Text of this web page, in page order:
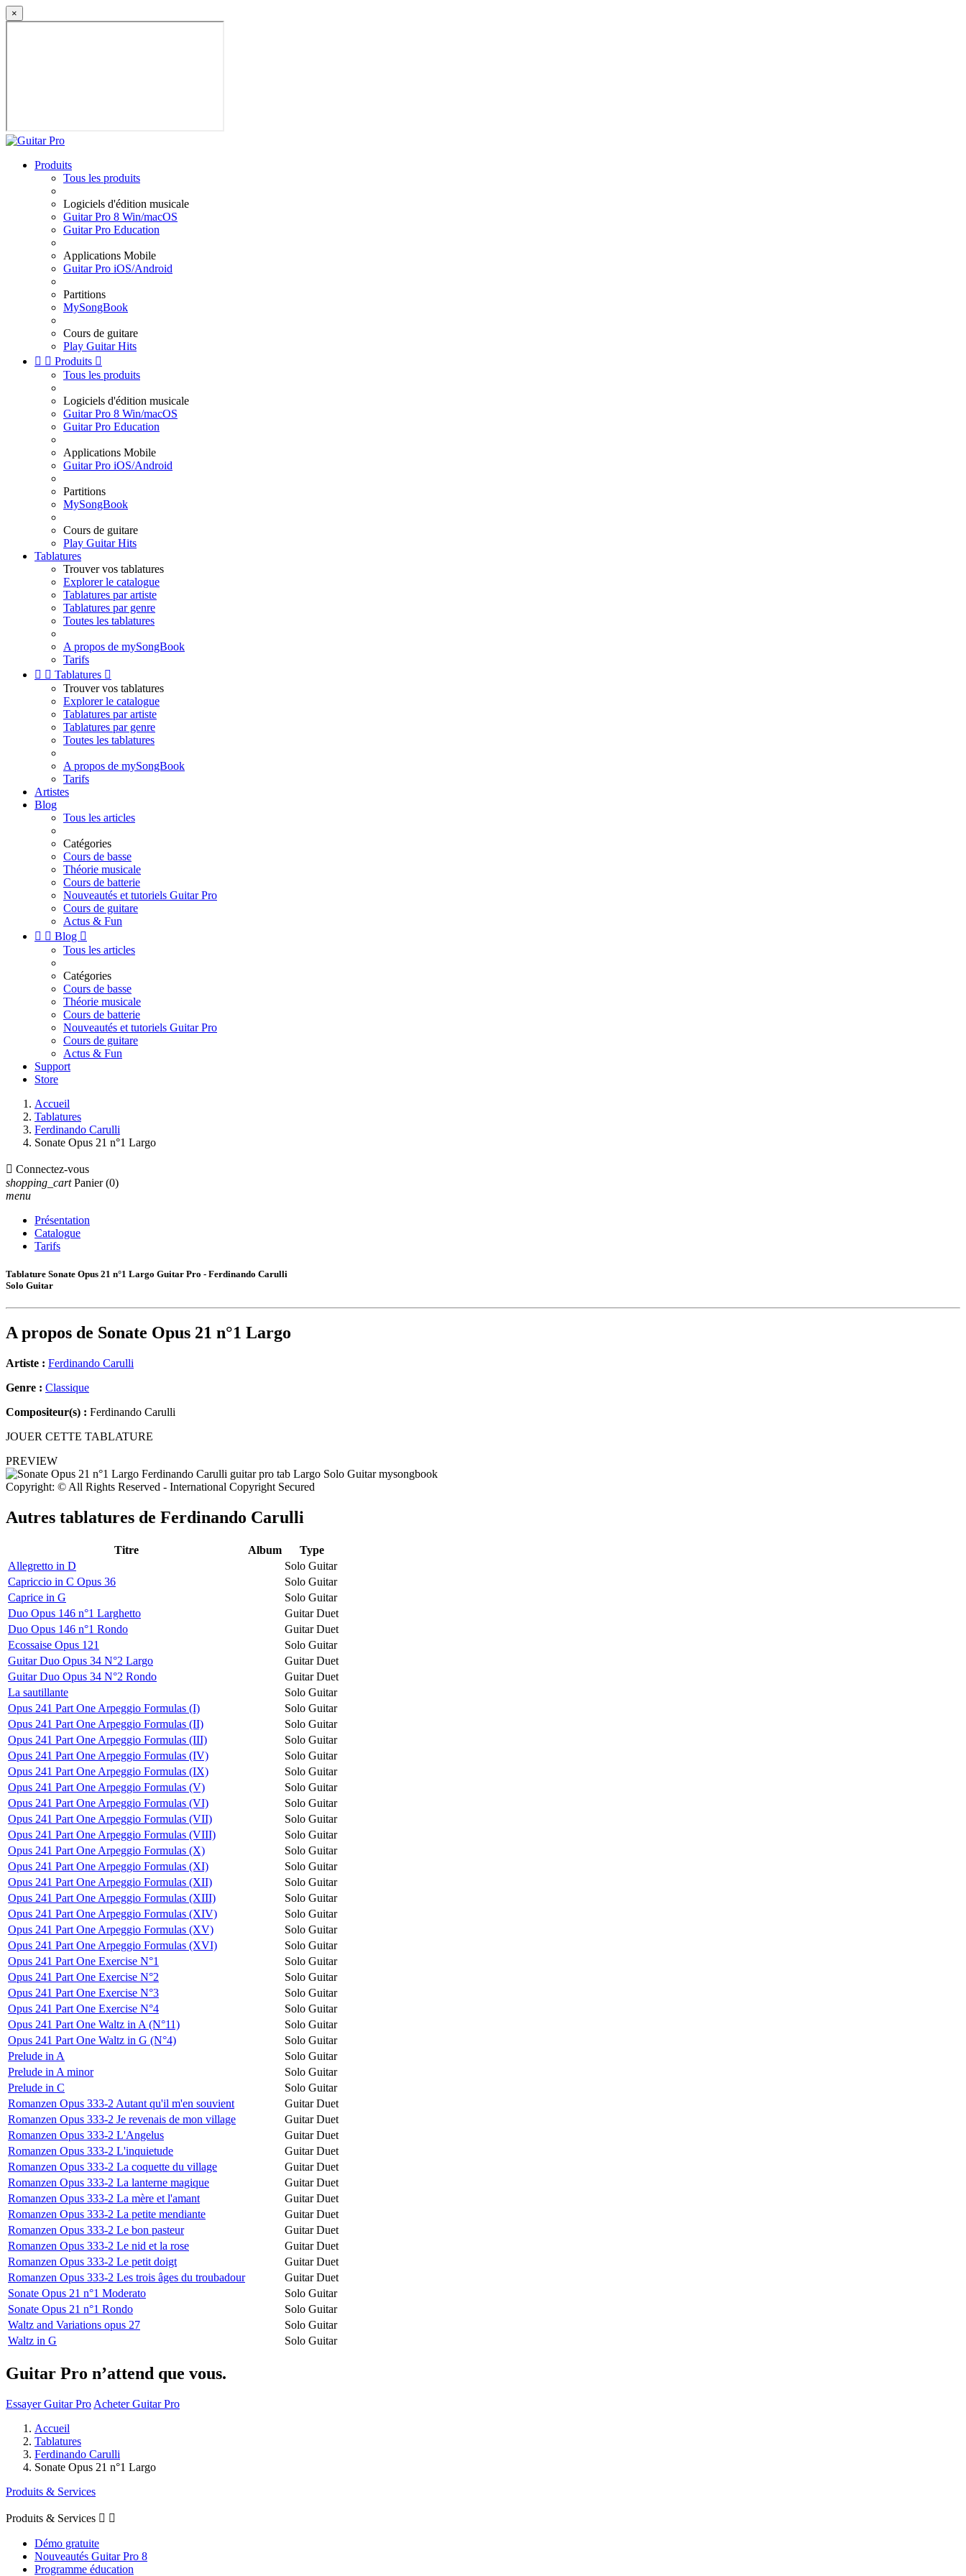
×
Produits
Tous les produits
Logiciels d'édition musicale
Guitar Pro 8 Win/macOS
Guitar Pro Education
Applications Mobile
Guitar Pro iOS/Android
Partitions
MySongBook
Cours de guitare
Play Guitar Hits
  Produits 
Tous les produits
Logiciels d'édition musicale
Guitar Pro 8 Win/macOS
Guitar Pro Education
Applications Mobile
Guitar Pro iOS/Android
Partitions
MySongBook
Cours de guitare
Play Guitar Hits
Tablatures
Trouver vos tablatures
Explorer le catalogue
Tablatures par artiste
Tablatures par genre
Toutes les tablatures
A propos de mySongBook
Tarifs
  Tablatures 
Trouver vos tablatures
Explorer le catalogue
Tablatures par artiste
Tablatures par genre
Toutes les tablatures
A propos de mySongBook
Tarifs
Artistes
Blog
Tous les articles
Catégories
Cours de basse
Théorie musicale
Cours de batterie
Nouveautés et tutoriels Guitar Pro
Cours de guitare
Actus & Fun
  Blog 
Tous les articles
Catégories
Cours de basse
Théorie musicale
Cours de batterie
Nouveautés et tutoriels Guitar Pro
Cours de guitare
Actus & Fun
Support
Store
Accueil
Tablatures
Ferdinando Carulli
Sonate Opus 21 n°1 Largo
 Connectez-vous
shopping_cart Panier (0)
menu
Présentation
Catalogue
Tarifs
Tablature Sonate Opus 21 n°1 Largo Guitar Pro - Ferdinando Carulli
Solo Guitar
A propos de Sonate Opus 21 n°1 Largo
Artiste : Ferdinando Carulli
Genre : Classique
Compositeur(s) : Ferdinando Carulli
JOUER CETTE TABLATURE
PREVIEW
Copyright: © All Rights Reserved - International Copyright Secured
Autres tablatures de Ferdinando Carulli
Titre Album
Type
Allegretto in D
Solo Guitar
Capriccio in C Opus 36
Solo Guitar
Caprice in G
Solo Guitar
Duo Opus 146 n°1 Larghetto
Guitar Duet
Duo Opus 146 n°1 Rondo
Guitar Duet
Ecossaise Opus 121
Solo Guitar
Guitar Duo Opus 34 N°2 Largo
Guitar Duet
Guitar Duo Opus 34 N°2 Rondo
Guitar Duet
La sautillante
Solo Guitar
Opus 241 Part One Arpeggio Formulas (I)
Solo Guitar
Opus 241 Part One Arpeggio Formulas (II)
Solo Guitar
Opus 241 Part One Arpeggio Formulas (III)
Solo Guitar
Opus 241 Part One Arpeggio Formulas (IV)
Solo Guitar
Opus 241 Part One Arpeggio Formulas (IX)
Solo Guitar
Opus 241 Part One Arpeggio Formulas (V)
Solo Guitar
Opus 241 Part One Arpeggio Formulas (VI)
Solo Guitar
Opus 241 Part One Arpeggio Formulas (VII)
Solo Guitar
Opus 241 Part One Arpeggio Formulas (VIII)
Solo Guitar
Opus 241 Part One Arpeggio Formulas (X)
Solo Guitar
Opus 241 Part One Arpeggio Formulas (XI)
Solo Guitar
Opus 241 Part One Arpeggio Formulas (XII)
Solo Guitar
Opus 241 Part One Arpeggio Formulas (XIII)
Solo Guitar
Opus 241 Part One Arpeggio Formulas (XIV)
Solo Guitar
Opus 241 Part One Arpeggio Formulas (XV)
Solo Guitar
Opus 241 Part One Arpeggio Formulas (XVI)
Solo Guitar
Opus 241 Part One Exercise N°1
Solo Guitar
Opus 241 Part One Exercise N°2
Solo Guitar
Opus 241 Part One Exercise N°3
Solo Guitar
Opus 241 Part One Exercise N°4
Solo Guitar
Opus 241 Part One Waltz in A (N°11)
Solo Guitar
Opus 241 Part One Waltz in G (N°4)
Solo Guitar
Prelude in A
Solo Guitar
Prelude in A minor
Solo Guitar
Prelude in C
Solo Guitar
Romanzen Opus 333-2 Autant qu'il m'en souvient
Guitar Duet
Romanzen Opus 333-2 Je revenais de mon village
Guitar Duet
Romanzen Opus 333-2 L'Angelus
Guitar Duet
Romanzen Opus 333-2 L'inquietude
Guitar Duet
Romanzen Opus 333-2 La coquette du village
Guitar Duet
Romanzen Opus 333-2 La lanterne magique
Guitar Duet
Romanzen Opus 333-2 La mère et l'amant
Guitar Duet
Romanzen Opus 333-2 La petite mendiante
Guitar Duet
Romanzen Opus 333-2 Le bon pasteur
Guitar Duet
Romanzen Opus 333-2 Le nid et la rose
Guitar Duet
Romanzen Opus 333-2 Le petit doigt
Guitar Duet
Romanzen Opus 333-2 Les trois âges du troubadour
Guitar Duet
Sonate Opus 21 n°1 Moderato
Solo Guitar
Sonate Opus 21 n°1 Rondo
Solo Guitar
Waltz and Variations opus 27
Solo Guitar
Waltz in G
Solo Guitar
Guitar Pro n’attend que vous.
Essayer Guitar Pro Acheter Guitar Pro
Accueil
Tablatures
Ferdinando Carulli
Sonate Opus 21 n°1 Largo
Produits & Services
Produits & Services  
Démo gratuite
Nouveautés Guitar Pro 8
Programme éducation